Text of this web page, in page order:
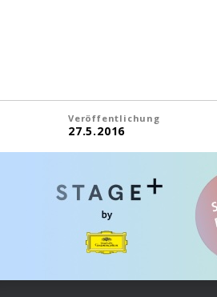
Veröffentlichung
27.5.2016